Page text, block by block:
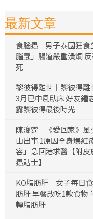
最新文章
食腦蟲｜男子泰國狂
腦蟲」腸道嚴重潰爛
死
黎彼得離世｜黎彼得離
3月已中風臥床 好友鍾
露黎彼得最後時光
陳浚霆｜《愛回家》
山出事 1原因全身爆紅
容」急回港求醫【附皮
蟲貼士】
KO脂肪肝｜女子每日
肪肝 早餐改吃1款食物
轉脂肪肝